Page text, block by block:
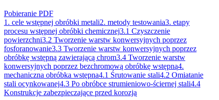
Pobieranie PDF
1. cele wstępnej obróbki metali2. metody testowania3. etapy
procesu wstępnej obróbki chemicznej3.1 Czyszczenie
powierzchni3.2 Tworzenie warstw konwersyjnych poprzez
fosforanowanie3.3 Tworzenie warstw konwersyjnych poprzez
obróbkę wstępną zawierającą chrom3.4 Tworzenie warstw
konwersyjnych poprzez bezchromową obróbkę wstępną4.
mechaniczna obróbka wstępna4.1 Śrutowanie stali4.2 Omiatanie
stali ocynkowanej4.3 Po obróbce strumieniowo-ściernej stali4.4
Konstrukcje zabezpieczające przed korozją